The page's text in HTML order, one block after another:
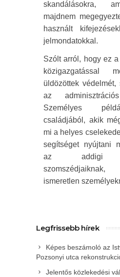
skandálásokra,
majdnem
használt
jelmondatokkal.
Szólt arról, hogy ez
közigazgatással
üldözöttek védelmét,
az
Személyes
családjából, akik
mi a helyes
segítséget nyújtani
az addigi
ismeretlen
Legfrissebb hírek
Képes beszámoló az
Pozsonyi utca
Jelentős közlekedési